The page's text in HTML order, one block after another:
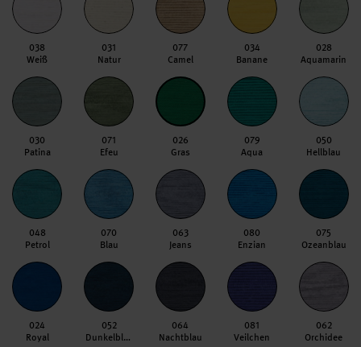
038
Weiß
031
Natur
077
Camel
034
Banane
028
Aquamarin
030
Patina
071
Efeu
026
Gras
079
Aqua
050
Hellblau
048
Petrol
070
Blau
063
Jeans
080
Enzian
075
Ozeanblau
024
Royal
052
Dunkelblau
064
Nachtblau
081
Veilchen
062
Orchidee